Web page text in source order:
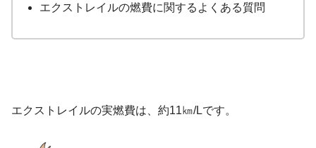
エクストレイルの燃費に関するよくある質問
エクストレイルの実燃費は、約11㎞/Lです。